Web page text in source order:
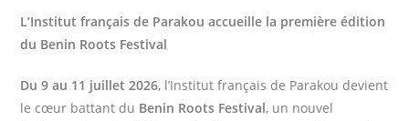
L’Institut français de Parakou accueille la première édition
du Benin Roots Festival
Du 9 au 11 juillet 2026, l’Institut français de Parakou devient
le cœur battant du Benin Roots Festival, un nouvel